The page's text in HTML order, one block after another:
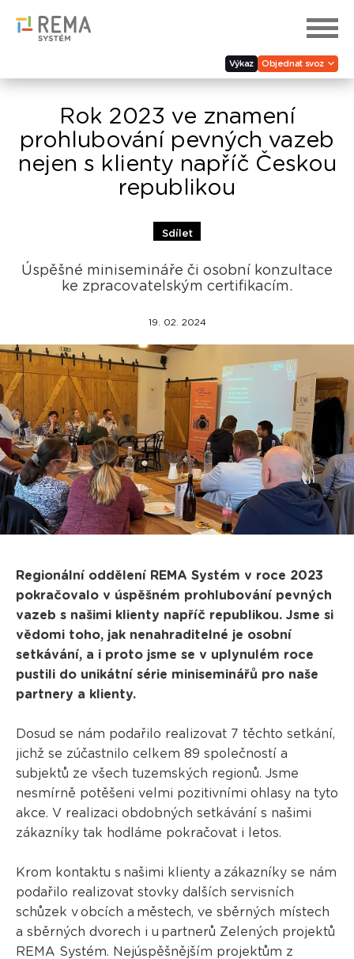
Výkaz Objednat svoz
Rok 2023 ve znamení
prohlubování pevných vazeb
nejen s klienty napříč Českou
republikou
Sdílet
Úspěšné minisemináře či osobní konzultace
ke zpracovatelským certifikacím.
19. 02. 2024
Regionální oddělení REMA Systém v roce 2023
pokračovalo v úspěšném prohlubování pevných
vazeb s našimi klienty napříč republikou. Jsme si
vědomi toho, jak nenahraditelné je osobní
setkávání, a i proto jsme se v uplynulém roce
pustili do unikátní série miniseminářů pro naše
partnery a klienty.
Dosud se nám podařilo realizovat 7 těchto setkání,
jichž se zúčastnilo celkem 89 společností a
subjektů ze všech tuzemských regionů. Jsme
nesmírně potěšeni velmi pozitivními ohlasy na tyto
akce. V realizaci obdobných setkávání s našimi
zákazníky tak hodláme pokračovat i letos.
Krom kontaktu s našimi klienty a zákazníky se nám
podařilo realizovat stovky dalších servisních
schůzek v obcích a městech, ve sběrných místech
a sběrných dvorech i u partnerů Zelených projektů
REMA Systém. Nejúspěšnějším projektům z